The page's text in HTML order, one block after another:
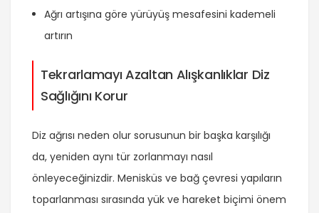
Ağrı artışına göre yürüyüş mesafesini kademeli
artırın
Tekrarlamayı Azaltan Alışkanlıklar Diz
Sağlığını Korur
Diz ağrısı neden olur sorusunun bir başka karşılığı
da, yeniden aynı tür zorlanmayı nasıl
önleyeceğinizdir. Menisküs ve bağ çevresi yapıların
toparlanması sırasında yük ve hareket biçimi önem